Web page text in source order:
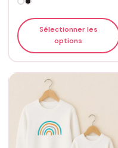
Sélectionner les
options